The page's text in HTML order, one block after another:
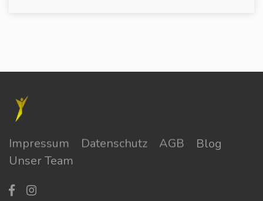
Impressum Datenschutz AGB
Blog
Unser Team